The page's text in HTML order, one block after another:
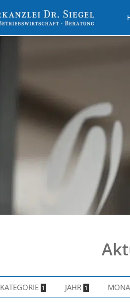
KATEGORIE 1 JAHR 1